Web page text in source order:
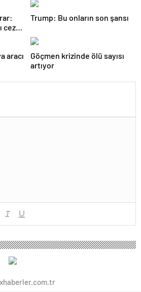
ceza
Trump: Bu onların son şansı
aracı
Göçmen krizinde ölü sayısı
artıyor
xhaberler.com.tr